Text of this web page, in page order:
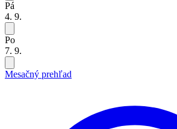
Pá
4. 9.
Po
7. 9.
Mesačný prehľad